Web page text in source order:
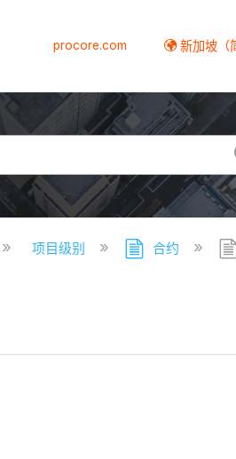
procore.com 新加坡（
项目级别 合约